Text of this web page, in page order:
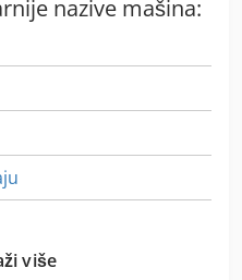
nazive mašina:
Kesa
više